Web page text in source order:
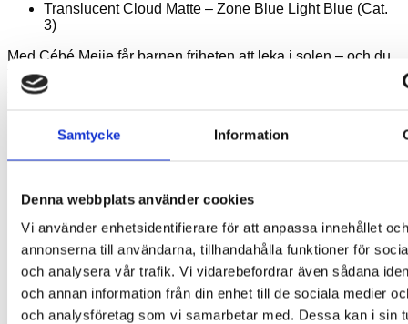
Samtycke Information
Denna webbplats använder cookies
Vi använder enhetsidentifierare för att anpassa innehållet och
annonserna till användarna, tillhandahålla funktioner för
och analysera vår trafik. Vi vidarebefordrar även sådana
och annan information från din enhet till de sociala medier
och analysföretag som vi samarbetar med. Dessa kan i sin
Translucent Cloud Matte – Zone Blue Light Blue (Cat.
3)
Med Cébé Meije får barnen friheten att leka i solen – och du
får sinnesro, med vetskapen om att deras ögon är väl
skyddade.